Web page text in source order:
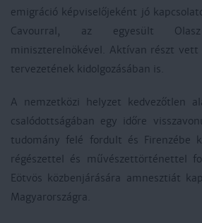
emigráció képviselőjeként jó
Cavourral, az egyesült
miniszterelnökével. Aktívan részt vett
tervezetének kidolgozásában is.
A nemzetközi helyzet kedvezőtlen
csalódottságában egy időre
tudomány felé fordult és Firenzébe
régészettel és művészettörténettel
Eötvös közbenjárására amnesztiát
Magyarországra.